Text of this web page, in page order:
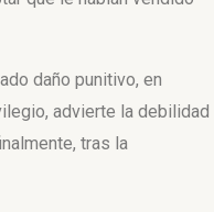
daño punitivo, en
advierte la debilidad
tras la